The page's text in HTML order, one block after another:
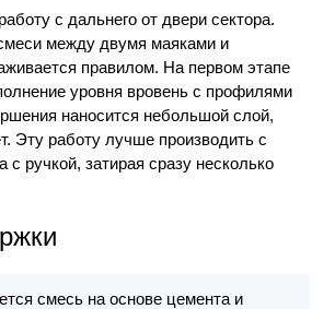
с дальнего от двери сектора.
между двумя маяками и
правилом. На первом этапе
уровня вровень с профилями
наносится небольшой слой,
Эту работу лучше производить с
ручкой, затирая сразу несколько
смесь на основе цемента и